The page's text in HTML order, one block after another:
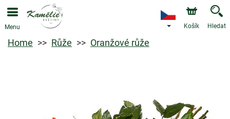
Menu Košík Hledat
Home Růže Oranžové růže